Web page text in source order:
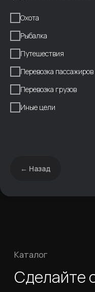
Охота
Рыбалка
Путешествия
Перевозка пассажиров
Перевозка грузов
Иные цели
← Назад
Фантом 850А
Большой салон на 12 человек
мощный двигатель и
лодок “Север”.
Закрытая кабина,
для возможности